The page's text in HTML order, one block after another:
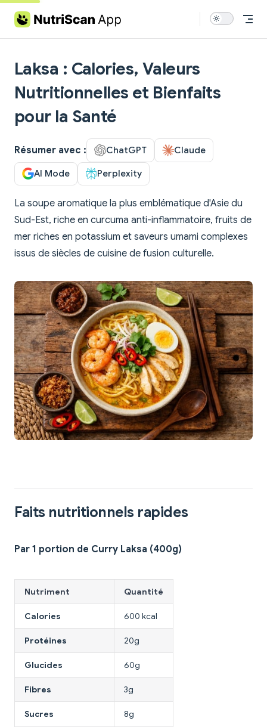
Skip to content
Laksa : Calories, Valeurs
Nutritionnelles et Bienfaits
pour la Santé
Résumer avec : ChatGPT Claude
AI Mode Perplexity
La soupe aromatique la plus emblématique d'Asie du
Sud-Est, riche en curcuma anti-inflammatoire, fruits de
mer riches en potassium et saveurs umami complexes
issus de siècles de cuisine de fusion culturelle.
Faits nutritionnels rapides
Par 1 portion de Curry Laksa (400g)
Nutriment Quantité
Calories 600 kcal
Protéines 20g
Glucides 60g
Fibres 3g
Sucres 8g